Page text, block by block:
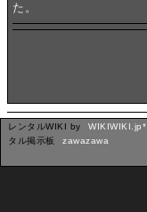
た。
レンタルWIKI by WIKIWIKI.jp*
タル掲示板
zawazawa